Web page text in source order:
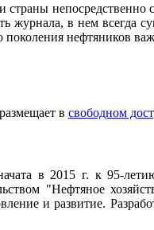
непосредственно
журнала, в нем
поколения нефтяников
в свободном
в 2015 г. к 95-
"Нефтяное
и развитие.